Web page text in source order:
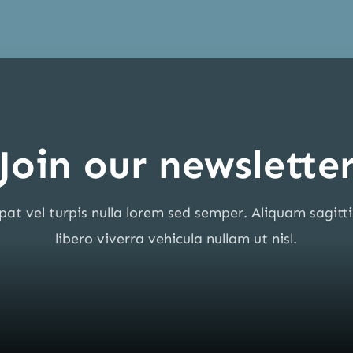
our
vel turpis nulla lorem sed semper. Aliquam
libero viverra vehicula nullam ut nisl.